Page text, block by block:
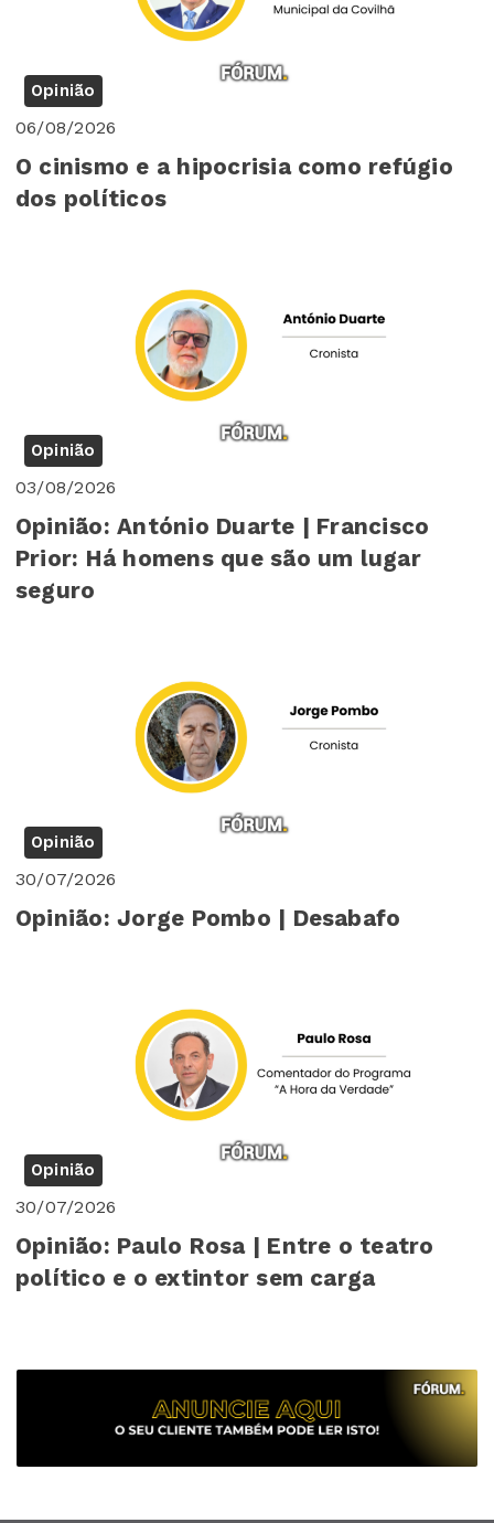
Opinião
06/08/2026
O cinismo e a hipocrisia como refúgio
dos políticos
Opinião
03/08/2026
Opinião: António Duarte | Francisco
Prior: Há homens que são um lugar
seguro
Opinião
30/07/2026
Opinião: Jorge Pombo | Desabafo
Opinião
30/07/2026
Opinião: Paulo Rosa | Entre o teatro
político e o extintor sem carga